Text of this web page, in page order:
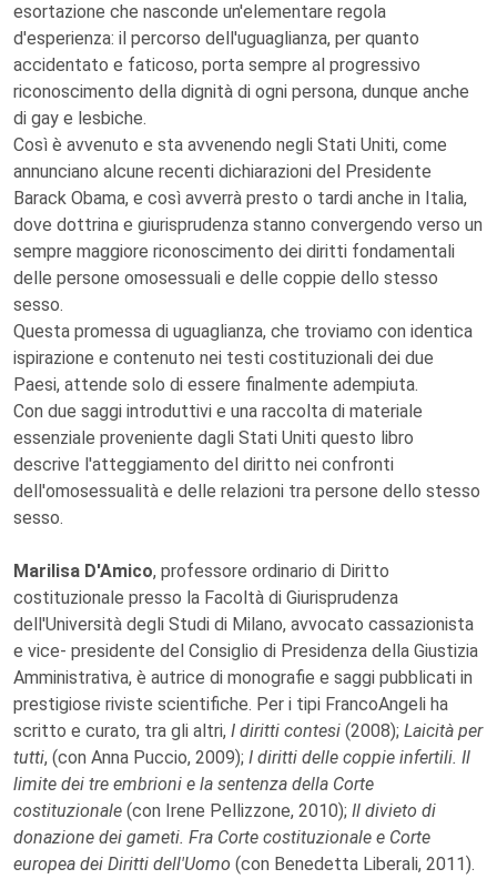
esortazione che nasconde un'elementare regola
d'esperienza: il percorso dell'uguaglianza, per quanto
accidentato e faticoso, porta sempre al progressivo
riconoscimento della dignità di ogni persona, dunque anche
di gay e lesbiche.
Così è avvenuto e sta avvenendo negli Stati Uniti, come
annunciano alcune recenti dichiarazioni del Presidente
Barack Obama, e così avverrà presto o tardi anche in Italia,
dove dottrina e giurisprudenza stanno convergendo verso un
sempre maggiore riconoscimento dei diritti fondamentali
delle persone omosessuali e delle coppie dello stesso
sesso.
Questa promessa di uguaglianza, che troviamo con identica
ispirazione e contenuto nei testi costituzionali dei due
Paesi, attende solo di essere finalmente adempiuta.
Con due saggi introduttivi e una raccolta di materiale
essenziale proveniente dagli Stati Uniti questo libro
descrive l'atteggiamento del diritto nei confronti
dell'omosessualità e delle relazioni tra persone dello stesso
sesso.
Marilisa D'Amico, professore ordinario di Diritto
costituzionale presso la Facoltà di Giurisprudenza
dell'Università degli Studi di Milano, avvocato cassazionista
e vice- presidente del Consiglio di Presidenza della Giustizia
Amministrativa, è autrice di monografie e saggi pubblicati in
prestigiose riviste scientifiche. Per i tipi FrancoAngeli ha
scritto e curato, tra gli altri, I diritti contesi (2008); Laicità per
tutti, (con Anna Puccio, 2009); I diritti delle coppie infertili. Il
limite dei tre embrioni e la sentenza della Corte
costituzionale (con Irene Pellizzone, 2010); Il divieto di
donazione dei gameti. Fra Corte costituzionale e Corte
europea dei Diritti dell'Uomo (con Benedetta Liberali, 2011).